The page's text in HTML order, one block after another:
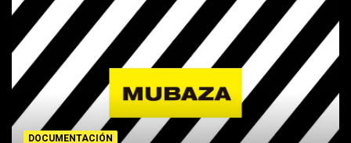
DOCUMENTACIÓN